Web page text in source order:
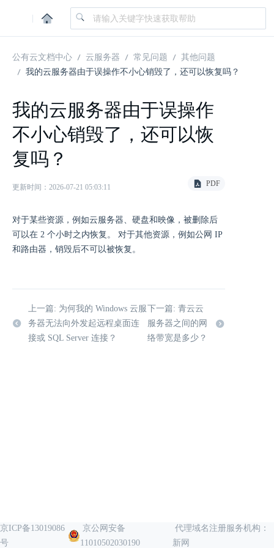
|
公有云文档中心 云服务器 常见问题
其他问题
我的云服务器由于误操作不小心销毁了，还可以恢复吗？
我的云服务器由于误操作
不小心销毁了，还可以恢
复吗？
更新时间：2026-07-21 05:03:11 PDF
对于某些资源，例如云服务器、硬盘和映像，被删除后
可以在 2 个小时之内恢复。 对于其他资源，例如公网 IP
和路由器，销毁后不可以被恢复。
上一篇: 为何我的 Windows 云服
务器无法向外发起远程桌面连
接或 SQL Server 连接？
下一篇: 青云云
服务器之间的网
络带宽是多少？
京ICP备13019086
号
京公网安备
11010502030190
代理域名注册服务机构：
新网